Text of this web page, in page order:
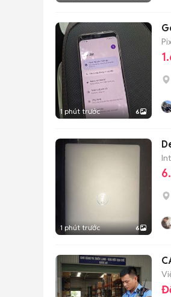
1 phút trước 6
1 phút trước 6